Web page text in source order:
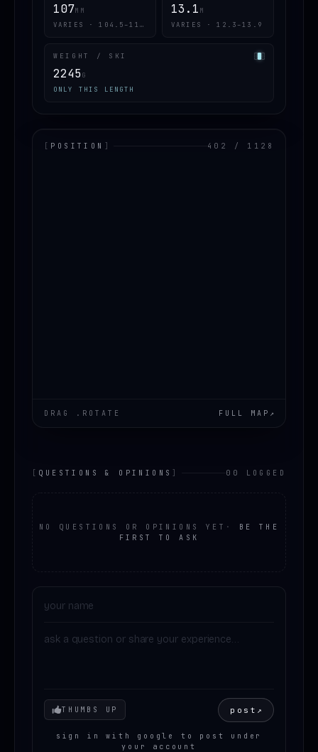
107MM
VARIES · 104.5–110.5
13.1 M
VARIES · 12.3–13.9
WEIGHT / SKI
2245G
ONLY THIS LENGTH
[ POSITION ] 402 / 1128
DRAG .ROTATE FULL MAP ↗
[ QUESTIONS & OPINIONS ] 00 LOGGED
NO QUESTIONS OR OPINIONS YET ·
BE THE
FIRST TO ASK
Your mood
THUMBS UP post ↗
sign in with google to post under
your account